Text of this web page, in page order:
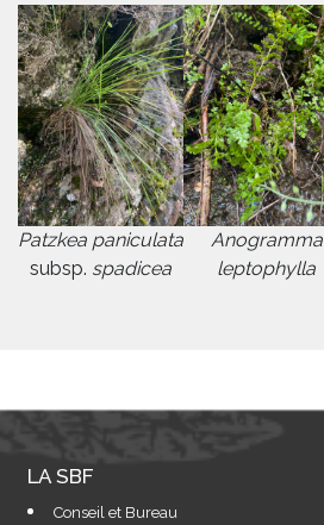
Patzkea paniculata
subsp. spadicea
Anogramma
leptophylla
LA SBF
Conseil et Bureau